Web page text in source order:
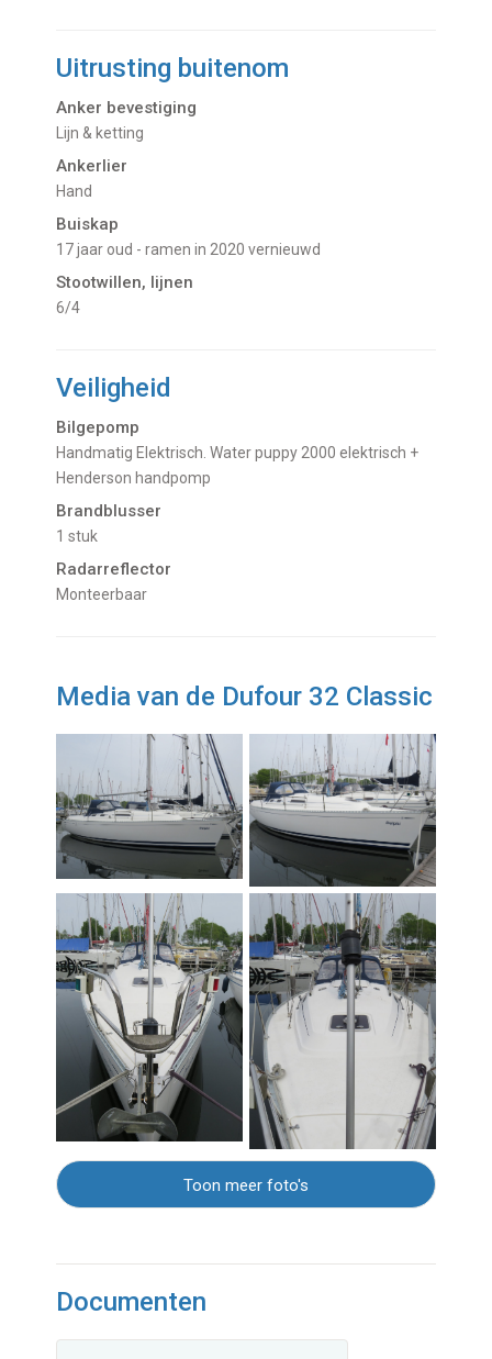
Uitrusting buitenom
Anker bevestiging
Lijn & ketting
Ankerlier
Hand
Buiskap
17 jaar oud - ramen in 2020 vernieuwd
Stootwillen, lijnen
6/4
Veiligheid
Bilgepomp
Handmatig Elektrisch. Water puppy 2000 elektrisch +
Henderson handpomp
Brandblusser
1 stuk
Radarreflector
Monteerbaar
Media van de Dufour 32 Classic
Toon meer foto's
Documenten